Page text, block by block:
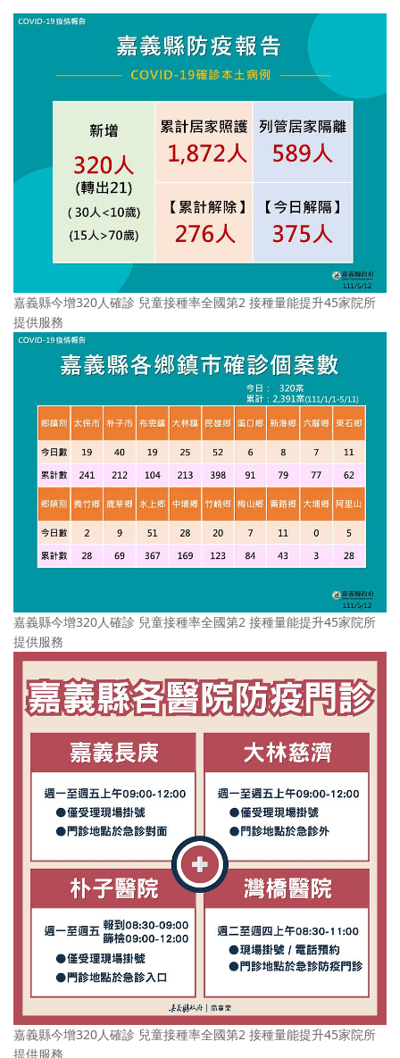
嘉義縣今增320人確診 兒童接種率全國第2 接種量能提升45家院所
提供服務
嘉義縣今增320人確診 兒童接種率全國第2 接種量能提升45家院所
提供服務
嘉義縣今增320人確診 兒童接種率全國第2 接種量能提升45家院所
提供服務